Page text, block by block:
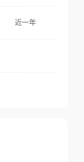
近一年